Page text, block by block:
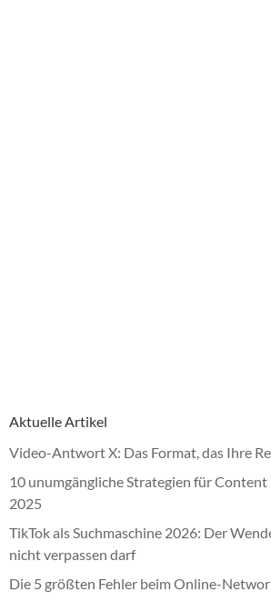
Aktuelle Artikel
Video-Antwort X: Das Format, das Ihre
10 unumgängliche Strategien für
2025
TikTok als Suchmaschine 2026: Der
nicht verpassen darf
Die 5 größten Fehler beim Online-